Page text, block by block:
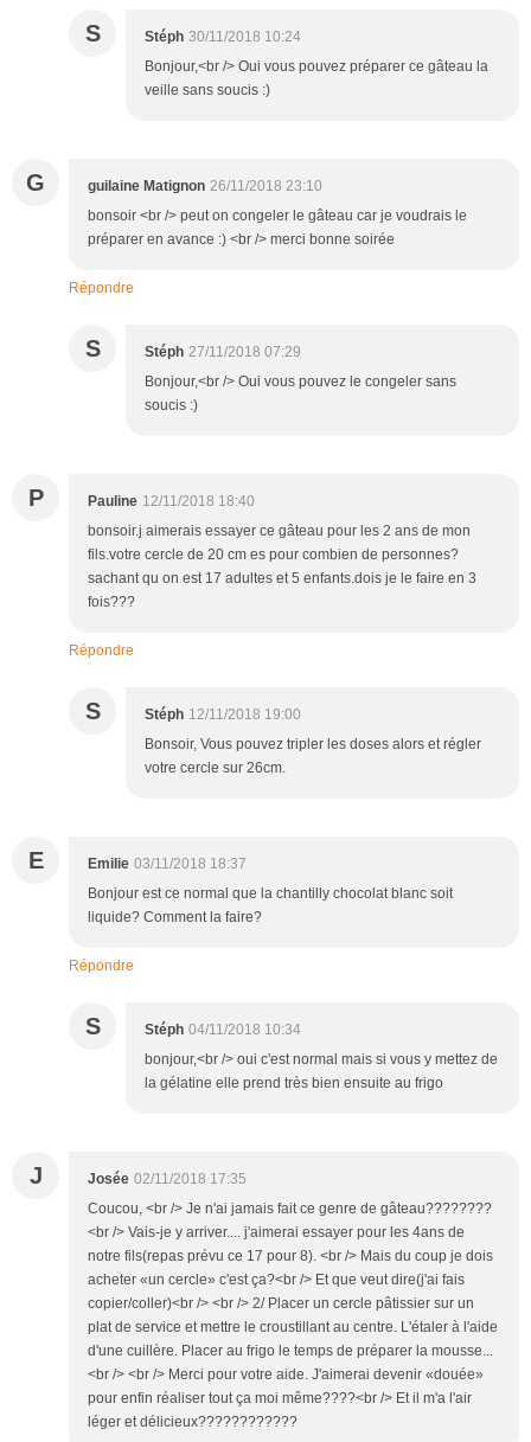
S Stéph 30/11/2018 10:24
Bonjour,<br /> Oui vous pouvez préparer ce gâteau la
veille sans soucis :)
G guilaine Matignon 26/11/2018 23:10
bonsoir <br /> peut on congeler le gâteau car je voudrais le
préparer en avance :) <br /> merci bonne soirée
Répondre
S Stéph 27/11/2018 07:29
Bonjour,<br /> Oui vous pouvez le congeler sans
soucis :)
P Pauline 12/11/2018 18:40
bonsoir.j aimerais essayer ce gâteau pour les 2 ans de mon
fils.votre cercle de 20 cm es pour combien de personnes?
sachant qu on est 17 adultes et 5 enfants.dois je le faire en 3
fois???
Répondre
S Stéph 12/11/2018 19:00
Bonsoir, Vous pouvez tripler les doses alors et régler
votre cercle sur 26cm.
E Emilie 03/11/2018 18:37
Bonjour est ce normal que la chantilly chocolat blanc soit
liquide? Comment la faire?
Répondre
S Stéph 04/11/2018 10:34
bonjour,<br /> oui c'est normal mais si vous y mettez de
la gélatine elle prend très bien ensuite au frigo
J Josée 02/11/2018 17:35
Coucou, <br /> Je n'ai jamais fait ce genre de gâteau????????
<br /> Vais-je y arriver.... j'aimerai essayer pour les 4ans de
notre fils(repas prévu ce 17 pour 8). <br /> Mais du coup je dois
acheter «un cercle» c'est ça?<br /> Et que veut dire(j'ai fais
copier/coller)<br /> <br /> 2/ Placer un cercle pâtissier sur un
plat de service et mettre le croustillant au centre. L'étaler à l'aide
d'une cuillère. Placer au frigo le temps de préparer la mousse...
<br /> <br /> Merci pour votre aide. J'aimerai devenir «douée»
pour enfin réaliser tout ça moi même????<br /> Et il m'a l'air
léger et délicieux????????????